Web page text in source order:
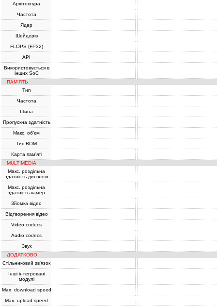
Архітектура
Частота
Ядер
Шейдерів
FLOPS (FP32)
API
Використовується в
інших SoC
ПАМ'ЯТЬ
Тип
Частота
Шина
Пропускна здатність
Макс. об'єм
Тип ROM
Карта пам'яті
MULTIMEDIA
Макс. роздільна
здатність дисплею
Макс. роздільна
здатність камер
Зйомка відео
Відтворення відео
Video codecs
Audio codecs
Звук
ДОДАТКОВО
Стільниковий зв'язок
Інші інтегровані
модулі
Max. download speed
Max. upload speed